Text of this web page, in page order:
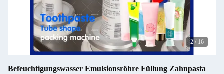
2 / 16
Befeuchtigungswasser Emulsionsröhre Füllung Zahnpasta